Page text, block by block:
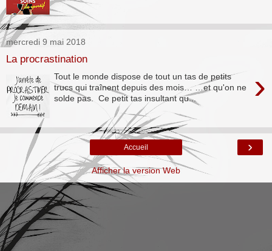
mercredi 9 mai 2018
La procrastination
›
Tout le monde dispose de tout un tas de petits
trucs qui traînent depuis des mois… …et qu'on ne
solde pas. Ce petit tas insultant qu...
›
Accueil
Afficher la version Web